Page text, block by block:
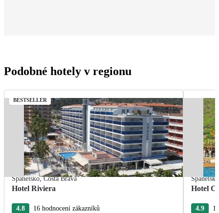
Podobné hotely v regionu
BESTSELLER
Španělsko,Costa Brava
Hotel Riviera
4.8 16 hodnocení zákazníků
Španělsko
Hotel
4.9